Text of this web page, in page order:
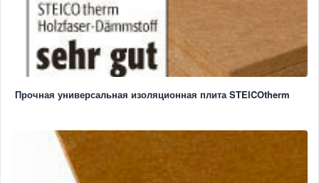
Прочная универсальная изоляционная плита STEICOtherm